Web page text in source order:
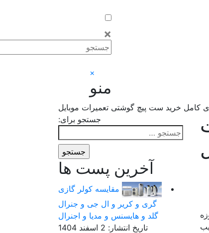
×
×
منو
کامل خرید ست پیچ گوشتی تعمیرات موبایل
جستجو برای:
آخرین پست ها
مقایسه کولر گازی
گری و کریر و ال جی و جنرال
گلد و هایسنس و مدیا و اجنرال
تاریخ انتشار: 2 اسفند 1404